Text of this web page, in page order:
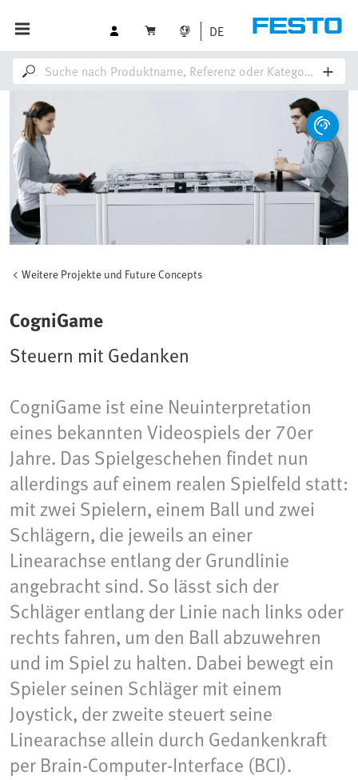
DE
Weitere Projekte und Future Concepts
CogniGame
Steuern mit Gedanken
CogniGame ist eine Neuinterpretation
eines bekannten Videospiels der 70er
Jahre. Das Spielgeschehen findet nun
allerdings auf einem realen Spielfeld statt:
mit zwei Spielern, einem Ball und zwei
Schlägern, die jeweils an einer
Linearachse entlang der Grundlinie
angebracht sind. So lässt sich der
Schläger entlang der Linie nach links oder
rechts fahren, um den Ball abzuwehren
und im Spiel zu halten. Dabei bewegt ein
Spieler seinen Schläger mit einem
Joystick, der zweite steuert seine
Linearachse allein durch Gedankenkraft
per Brain-Computer-Interface (BCI).